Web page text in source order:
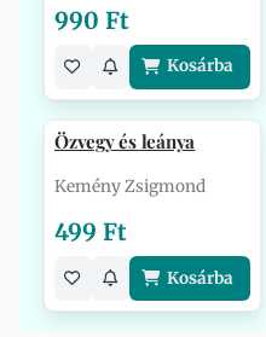
990 Ft
Kosárba
Özvegy és leánya
Kemény Zsigmond
499 Ft
Kosárba